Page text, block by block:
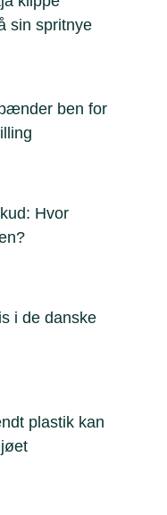
sin spritnye
ben for
Hvor
i de danske
plastik kan